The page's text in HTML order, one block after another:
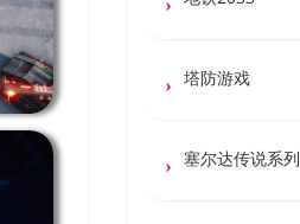
塔防游戏
塞尔达传说系列